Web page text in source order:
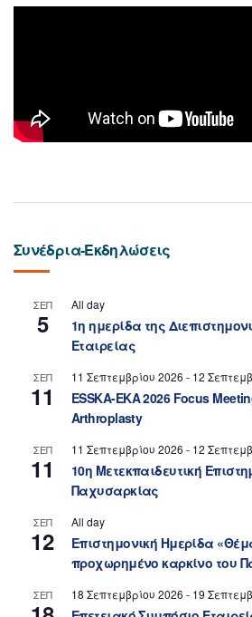
Συνέδρια-Εκδηλώσεις
ΣΕΠ
5
All day
1η ημερίδα της
Εταιρείας
ΣΕΠ
11
11 Σεπτεμβρίου 2026 - 12
ESSKA-EKA 2026 Focus
Arthroplasty
ΣΕΠ
11
11 Σεπτεμβρίου 2026 - 12
10η Μετεκπαιδευτική
Παχυσαρκίας
ΣΕΠ
12
All day
Επιστημονική Ημερίδα
προχωρημένο καρκίνο του
ΣΕΠ 18 Σεπτεμβρίου 2026 - 19